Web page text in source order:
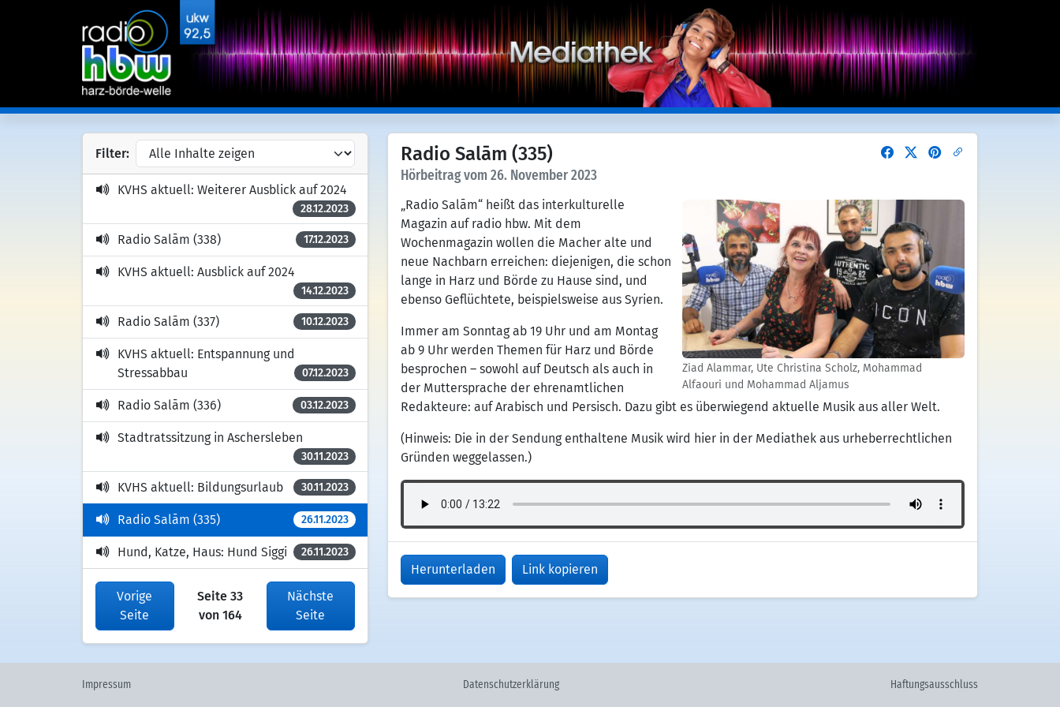
Radio Salām (335)
Hörbeitrag vom 26. November 2023
Ziad Alammar, Ute Christina Scholz, Mohammad
Alfaouri und Mohammad Aljamus
„Radio Salām“ heißt das interkulturelle
Magazin auf radio hbw. Mit dem
Wochenmagazin wollen die Macher alte und
neue Nachbarn erreichen: diejenigen, die schon
lange in Harz und Börde zu Hause sind, und
ebenso Geflüchtete, beispielsweise aus Syrien.
Immer am Sonntag ab 19 Uhr und am Montag
ab 9 Uhr werden Themen für Harz und Börde
besprochen – sowohl auf Deutsch als auch in
der Muttersprache der ehrenamtlichen
Redakteure: auf Arabisch und Persisch. Dazu gibt es überwiegend aktuelle Musik aus aller Welt.
(Hinweis: Die in der Sendung enthaltene Musik wird hier in der Mediathek aus urheberrechtlichen
Gründen weggelassen.)
Herunterladen Link kopieren
Filter:
KVHS aktuell: Weiterer Ausblick auf 2024
28.12.2023
Radio Salām (338) 17.12.2023
KVHS aktuell: Ausblick auf 2024
14.12.2023
Radio Salām (337) 10.12.2023
KVHS aktuell: Entspannung und
Stressabbau
07.12.2023
Radio Salām (336) 03.12.2023
Stadtratssitzung in Aschersleben
30.11.2023
KVHS aktuell: Bildungsurlaub 30.11.2023
Radio Salām (335) 26.11.2023
Hund, Katze, Haus: Hund Siggi 26.11.2023
Vorige
Seite
Seite 33
von 164
Nächste
Seite
Impressum Datenschutzerklärung Haftungsausschluss